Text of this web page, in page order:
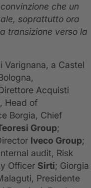
che un
soprattutto ora
transizione verso la
Varignana, a Castel
Acquisti
Head of
Borgia, Chief
Group;
Iveco Group;
audit, Risk
Officer Sirti; Giorgia
Presidente